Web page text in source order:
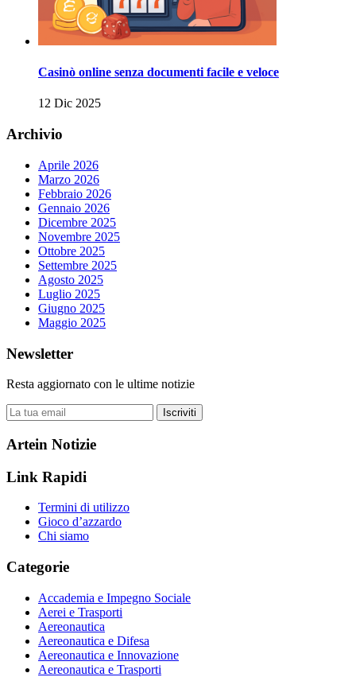
Casinò online senza documenti facile e veloce
12 Dic 2025
Archivio
Aprile 2026
Marzo 2026
Febbraio 2026
Gennaio 2026
Dicembre 2025
Novembre 2025
Ottobre 2025
Settembre 2025
Agosto 2025
Luglio 2025
Giugno 2025
Maggio 2025
Newsletter
Resta aggiornato con le ultime notizie
Iscriviti
Artein Notizie
Link Rapidi
Termini di utilizzo
Gioco d’azzardo
Chi siamo
Categorie
Accademia e Impegno Sociale
Aerei e Trasporti
Aereonautica
Aereonautica e Difesa
Aereonautica e Innovazione
Aereonautica e Trasporti